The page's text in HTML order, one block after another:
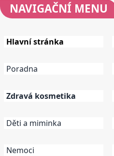
NAVIGAČNÍ MENU
Hlavní stránka
Poradna
Zdravá kosmetika
Děti a miminka
Nemoci